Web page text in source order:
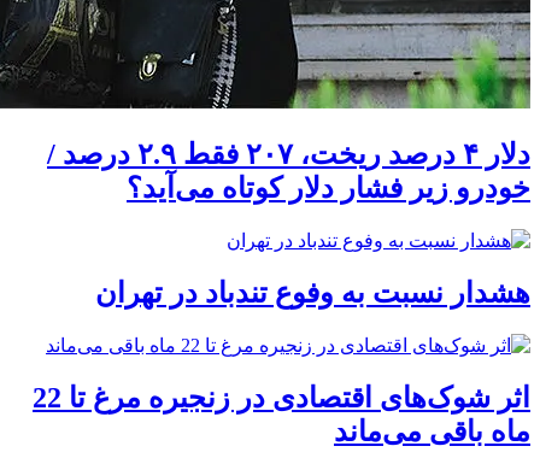
دلار ۴ درصد ریخت، ۲۰۷ فقط ۲.۹ درصد /
خودرو زیر فشار دلار کوتاه می‌آید؟
هشدار نسبت به وفوع تندباد در تهران
اثر شوک‌های اقتصادی در زنجیره مرغ تا 22
ماه باقی می‌ماند